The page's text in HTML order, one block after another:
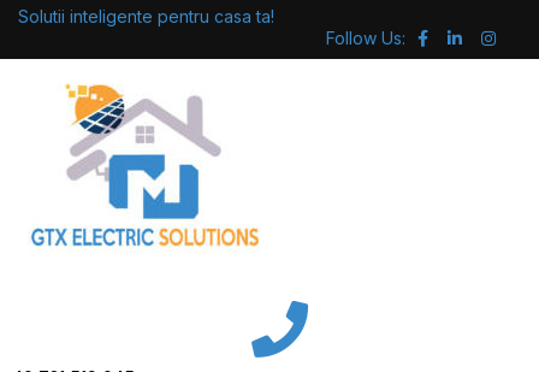
Skip
content
Solutii inteligente pentru casa ta!
Follow Us: